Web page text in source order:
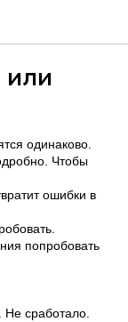
или
одинаково.
Чтобы
ошибки в
попробовать
сработало.